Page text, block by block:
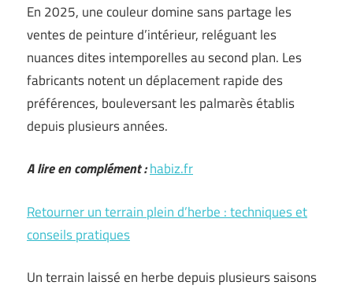
En 2025, une couleur domine sans partage les
ventes de peinture d’intérieur, reléguant les
nuances dites intemporelles au second plan. Les
fabricants notent un déplacement rapide des
préférences, bouleversant les palmarès établis
depuis plusieurs années.
A lire en complément :habiz.fr
Retourner un terrain plein d’herbe : techniques et
conseils pratiques
Un terrain laissé en herbe depuis plusieurs saisons